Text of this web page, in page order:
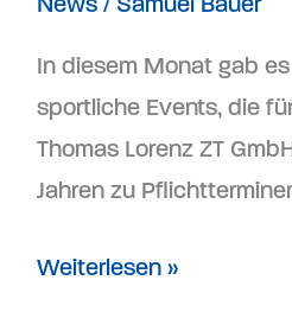
In diesem Monat gab
sportliche Events, die
Thomas Lorenz ZT
Jahren zu
Weiterlesen »